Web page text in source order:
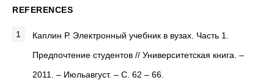
REFERENCES
Каплин Р. Электронный учебник в вузах. Часть 1.
Предпочтение студентов // Университетская книга. –
2011. – Июльавгуст. – С. 62 – 66.